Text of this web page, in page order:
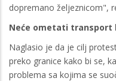
dopremano željeznicom",
Neće ometati transport
Naglasio je da je cilj
preko granice kako bi se,
problema sa kojima se